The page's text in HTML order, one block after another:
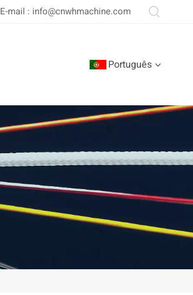
E-mail : info@cnwhmachine.com
Português
English
بالعربية